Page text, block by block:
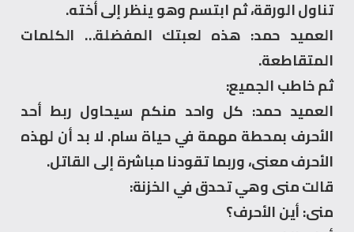
تناول الورقة، ثم ابتسم وهو ينظر إلى أخته.
العميد حمد: هذه لعبتك المفضلة… الكلمات
المتقاطعة.
ثم خاطب الجميع:
العميد حمد: كل واحد منكم سيحاول ربط أحد
الأحرف بمحطة مهمة في حياة سام. لا بد أن لهذه
الأحرف معنى، وربما تقودنا مباشرة إلى القاتل.
قالت منى وهي تحدق في الخزنة:
منى: أين الأحرف؟